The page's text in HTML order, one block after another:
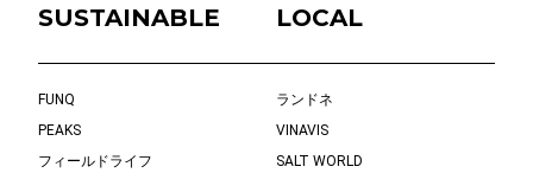
SUSTAINABLE
LOCAL
FUNQ
ランドネ
PEAKS
VINAVIS
フィールドライフ
SALT WORLD